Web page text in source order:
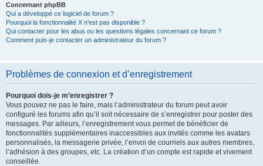
Concernant phpBB
Qui a développé ce logiciel de forum ?
Pourquoi la fonctionnalité X n’est pas disponible ?
Qui contacter pour les abus ou les questions légales concernant ce forum ?
Comment puis-je contacter un administrateur du forum ?
Problèmes de connexion et d’enregistrement
Pourquoi dois-je m’enregistrer ?
Vous pouvez ne pas le faire, mais l’administrateur du forum peut avoir
configuré les forums afin qu’il soit nécessaire de s’enregistrer pour poster des
messages. Par ailleurs, l’enregistrement vous permet de bénéficier de
fonctionnalités supplémentaires inaccessibles aux invités comme les avatars
personnalisés, la messagerie privée, l’envoi de courriels aux autres membres,
l’adhésion à des groupes, etc. La création d’un compte est rapide et vivement
conseillée.